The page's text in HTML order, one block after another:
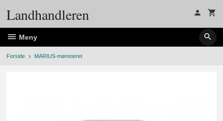
Landhandleren
Meny
Forside MARIUS-mønsteret